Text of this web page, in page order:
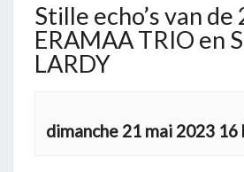
Stille echo’s van de
ERAMAA TRIO en
LARDY
dimanche 21 mai 2023 16